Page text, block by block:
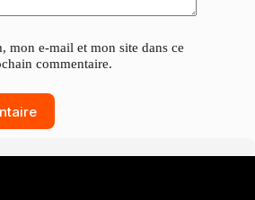
mon e-mail et mon site dans ce
commentaire.